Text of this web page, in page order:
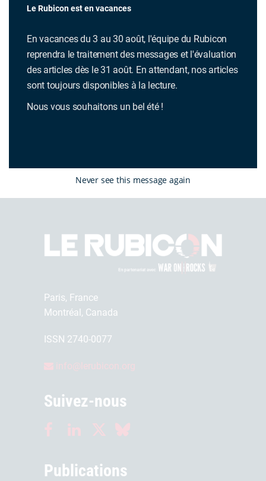
russe
Articles
Paris, France
Montréal, Canada
ISSN 2740-0077
info@lerubicon.org
Suivez-nous
Publications
Le Rubicon est en vacances
En vacances du 3 au 30 août, l'équipe du Rubicon
reprendra le traitement des messages et l'évaluation
des articles dès le 31 août. En attendant, nos articles
sont toujours disponibles à la lecture.
Nous vous souhaitons un bel été !
Never see this message again